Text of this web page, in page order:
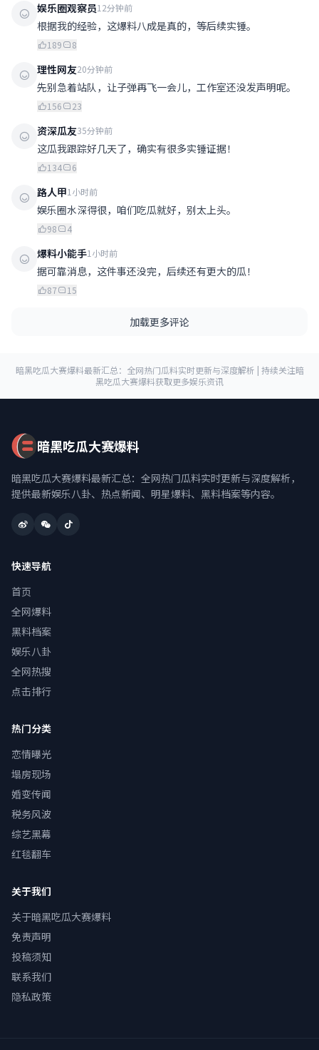
娱乐圈观察员12分钟前
根据我的经验，这爆料八成是真的，等后续实锤。
189 8
理性网友20分钟前
先别急着站队，让子弹再飞一会儿，工作室还没发声明呢。
156 23
资深瓜友35分钟前
这瓜我跟踪好几天了，确实有很多实锤证据！
134 6
路人甲1小时前
娱乐圈水深得很，咱们吃瓜就好，别太上头。
98 4
爆料小能手1小时前
据可靠消息，这件事还没完，后续还有更大的瓜！
87 15
加载更多评论
暗黑吃瓜大赛爆料最新汇总：全网热门瓜料实时更新与深度解析 | 持续关注暗
黑吃瓜大赛爆料获取更多娱乐资讯
暗黑吃瓜大赛爆料
暗黑吃瓜大赛爆料最新汇总：全网热门瓜料实时更新与深度解析，
提供最新娱乐八卦、热点新闻、明星爆料、黑料档案等内容。
快速导航
首页
全网爆料
黑料档案
娱乐八卦
全网热搜
点击排行
热门分类
恋情曝光
塌房现场
婚变传闻
税务风波
综艺黑幕
红毯翻车
关于我们
关于暗黑吃瓜大赛爆料
免责声明
投稿须知
联系我们
隐私政策